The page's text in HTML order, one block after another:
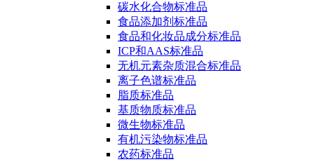
碳水化合物标准品
食品添加剂标准品
食品和化妆品成分标准品
ICP和AAS标准品
无机元素杂质混合标准品
离子色谱标准品
脂质标准品
基质物质标准品
微生物标准品
有机污染物标准品
农药标准品